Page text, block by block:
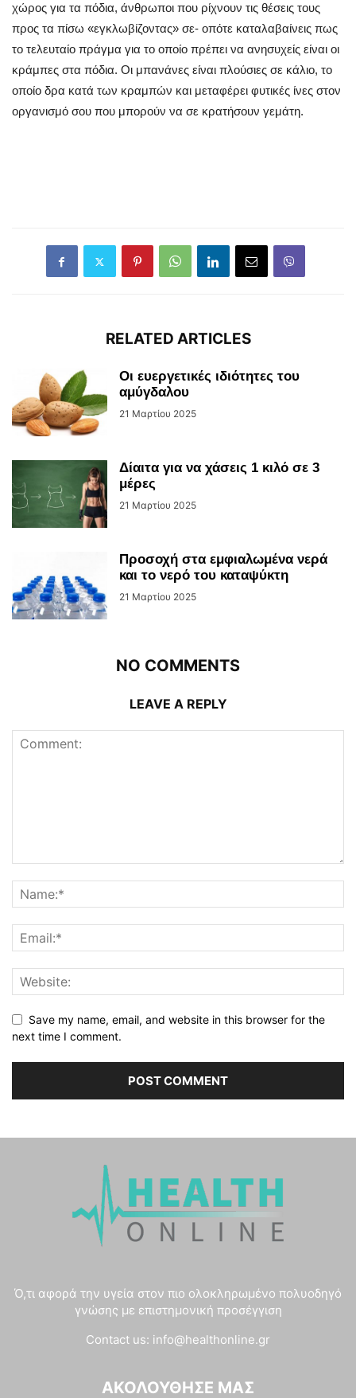
χώρος για τα πόδια, άνθρωποι που ρίχνουν τις θέσεις τους
προς τα πίσω «εγκλωβίζοντας» σε- οπότε καταλαβαίνεις πως
το τελευταίο πράγμα για το οποίο πρέπει να ανησυχείς είναι οι
κράμπες στα πόδια. Οι μπανάνες είναι πλούσιες σε κάλιο, το
οποίο δρα κατά των κραμπών και μεταφέρει φυτικές ίνες στον
οργανισμό σου που μπορούν να σε κρατήσουν γεμάτη.
RELATED ARTICLES
Οι ευεργετικές ιδιότητες του
αμύγδαλου
21 Μαρτίου 2025
Δίαιτα για να χάσεις 1 κιλό σε 3
μέρες
21 Μαρτίου 2025
Προσοχή στα εμφιαλωμένα νερά
και το νερό του καταψύκτη
21 Μαρτίου 2025
NO COMMENTS
LEAVE A REPLY
Save my name, email, and website in this browser for the
next time I comment.
Ό,τι αφορά την υγεία στον πιο ολοκληρωμένο πολυοδηγό
γνώσης με επιστημονική προσέγγιση
Contact us: info@healthonline.gr
ΑΚΟΛΟΎΘΗΣΈ ΜΑΣ